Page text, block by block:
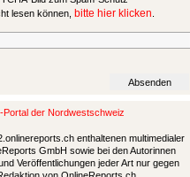
lesen können, bitte hier klicken
der Nordwestschweiz
enthaltenen multimedialer
GmbH sowie bei den Autorinnen
Veröffentlichungen jeder Art nur gegen